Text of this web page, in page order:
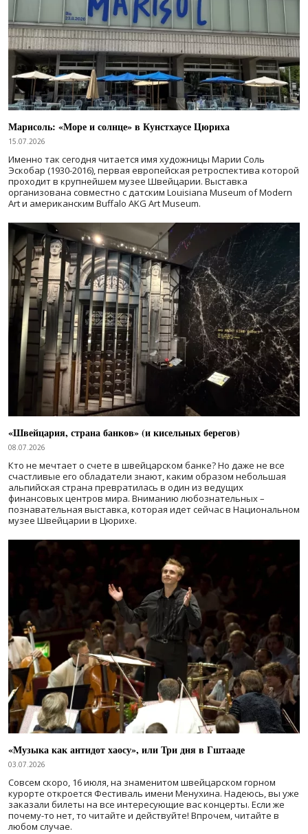
Марисоль: «Море и солнце» в Кунстхаусе Цюриха
15.07.2026
Именно так сегодня читается имя художницы Марии Соль
Эскобар (1930-2016), первая европейская ретроспектива которой
проходит в крупнейшем музее Швейцарии. Выставка
организована совместно с датским Louisiana Museum of Modern
Art и американским Buffalo AKG Art Museum.
«Швейцария, страна банков» (и кисельных берегов)
08.07.2026
Кто не мечтает о счете в швейцарском банке? Но даже не все
счастливые его обладатели знают, каким образом небольшая
альпийская страна превратилась в один из ведущих
финансовых центров мира. Вниманию любознательных –
познавательная выставка, которая идет сейчас в Национальном
музее Швейцарии в Цюрихе.
«Музыка как антидот хаосу», или Три дня в Гштааде
03.07.2026
Совсем скоро, 16 июля, на знаменитом швейцарском горном
курорте откроется Фестиваль имени Менухина. Надеюсь, вы уже
заказали билеты на все интересующие вас концерты. Если же
почему-то нет, то читайте и действуйте! Впрочем, читайте в
любом случае.